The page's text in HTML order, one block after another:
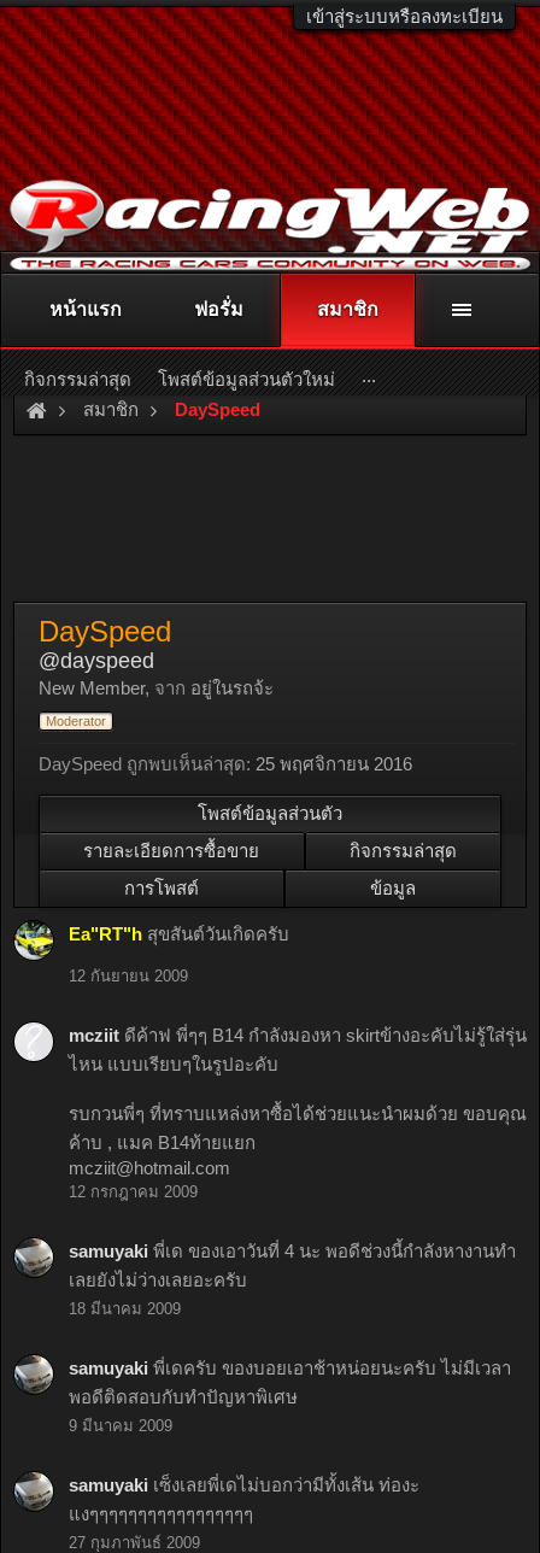
เข้าสู่ระบบหรือลงทะเบียน
ติดต่อลงโฆษณา racingweb@gmail.comหรือโทร. 081-811-1138
หรืออ่านรายละเอียดเพิ่มเติม คลิกที่นี่
สมาชิก DaySpeed
DaySpeed
@dayspeed
New Member, จาก อยู่ในรถจ้ะ
Moderator
DaySpeed ถูกพบเห็นล่าสุด: 25 พฤศจิกายน 2016
โพสต์ข้อมูลส่วนตัว
รายละเอียดการซื้อขาย
กิจกรรมล่าสุด
การโพสต์
ข้อมูล
Ea"RT"h สุขสันต์วันเกิดครับ
12 กันยายน 2009
mcziit ดีค้าฟ พี่ๆๆ B14 กำลังมองหา skirtข้างอะคับไม่รู้ใส่รุ่น
ไหน แบบเรียบๆในรูปอะคับ
รบกวนพี่ๆ ที่ทราบแหล่งหาซื้อได้ช่วยแนะนำผมด้วย ขอบคุณ
ค้าบ , แมค B14ท้ายแยก
mcziit@hotmail.com
12 กรกฎาคม 2009
samuyaki พี่เด ของเอาวันที่ 4 นะ พอดีช่วงนี้กำลังหางานทำ
เลยยังไม่ว่างเลยอะครับ
18 มีนาคม 2009
samuyaki พี่เดครับ ของบอยเอาช้าหน่อยนะครับ ไม่มีเวลา
พอดีติดสอบกับทำปัญหาพิเศษ
9 มีนาคม 2009
samuyaki เซ็งเลยพี่เดไม่บอกว่ามีทั้งเส้น ท่องะ
แงๆๆๆๆๆๆๆๆๆๆๆๆๆๆๆๆๆ
27 กุมภาพันธ์ 2009
หน้าแรก ฟอรั่ม สมาชิก
กิจกรรมล่าสุด โพสต์ข้อมูลส่วนตัวใหม่ ...